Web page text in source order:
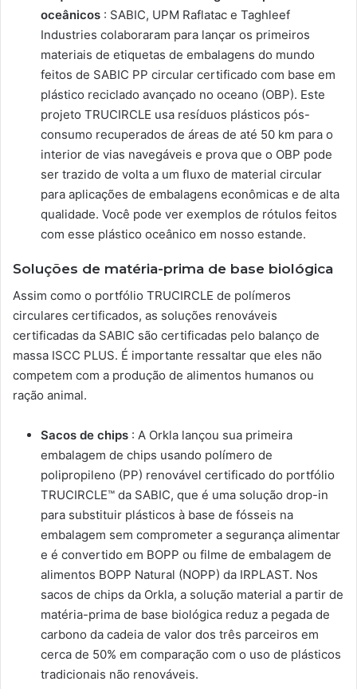
oceânicos : SABIC, UPM Raflatac e Taghleef
Industries colaboraram para lançar os primeiros
materiais de etiquetas de embalagens do mundo
feitos de SABIC PP circular certificado com base em
plástico reciclado avançado no oceano (OBP). Este
projeto TRUCIRCLE usa resíduos plásticos pós-
consumo recuperados de áreas de até 50 km para o
interior de vias navegáveis ​​e prova que o OBP pode
ser trazido de volta a um fluxo de material circular
para aplicações de embalagens econômicas e de alta
qualidade. Você pode ver exemplos de rótulos feitos
com esse plástico oceânico em nosso estande.
Soluções de matéria-prima de base biológica
Assim como o portfólio TRUCIRCLE de polímeros
circulares certificados, as soluções renováveis ​​
certificadas da SABIC são certificadas pelo balanço de
massa ISCC PLUS. É importante ressaltar que eles não
competem com a produção de alimentos humanos ou
ração animal.
Sacos de chips : A Orkla lançou sua primeira
embalagem de chips usando polímero de
polipropileno (PP) renovável certificado do portfólio
TRUCIRCLE™ da SABIC, que é uma solução drop-in
para substituir plásticos à base de fósseis na
embalagem sem comprometer a segurança alimentar
e é convertido em BOPP ou filme de embalagem de
alimentos BOPP Natural (NOPP) da IRPLAST. Nos
sacos de chips da Orkla, a solução material a partir de
matéria-prima de base biológica reduz a pegada de
carbono da cadeia de valor dos três parceiros em
cerca de 50% em comparação com o uso de plásticos
tradicionais não renováveis.